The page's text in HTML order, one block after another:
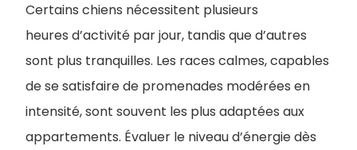
Certains chiens nécessitent plusieurs
heures d’activité par jour, tandis que d’autres
sont plus tranquilles. Les races calmes, capables
de se satisfaire de promenades modérées en
intensité, sont souvent les plus adaptées aux
appartements. Évaluer le niveau d’énergie dès